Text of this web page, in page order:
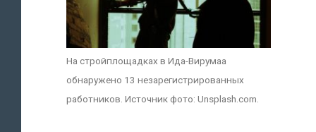
На стройплощадках в Ида-Вирумаа
обнаружено 13 незарегистрированных
работников. Источник фото: Unsplash.com.